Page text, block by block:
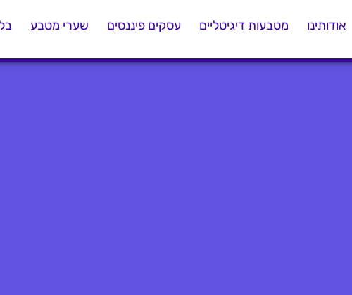
אודותינו מטבעות דיגיטליים עסקים פיננסים שערי מטבע